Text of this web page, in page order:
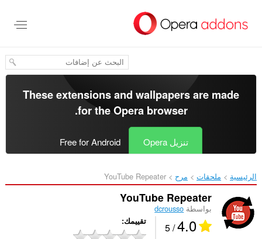
المحتوى
These extensions and wallpapers are made
for theOpera browser
.
تنزيل Opera Free for Android
الرئيسية ملحقات مرح YouTube Repeater‎
YouTube Repeater
بواسطة dcrousso
4.0
/ 5 تقييمك